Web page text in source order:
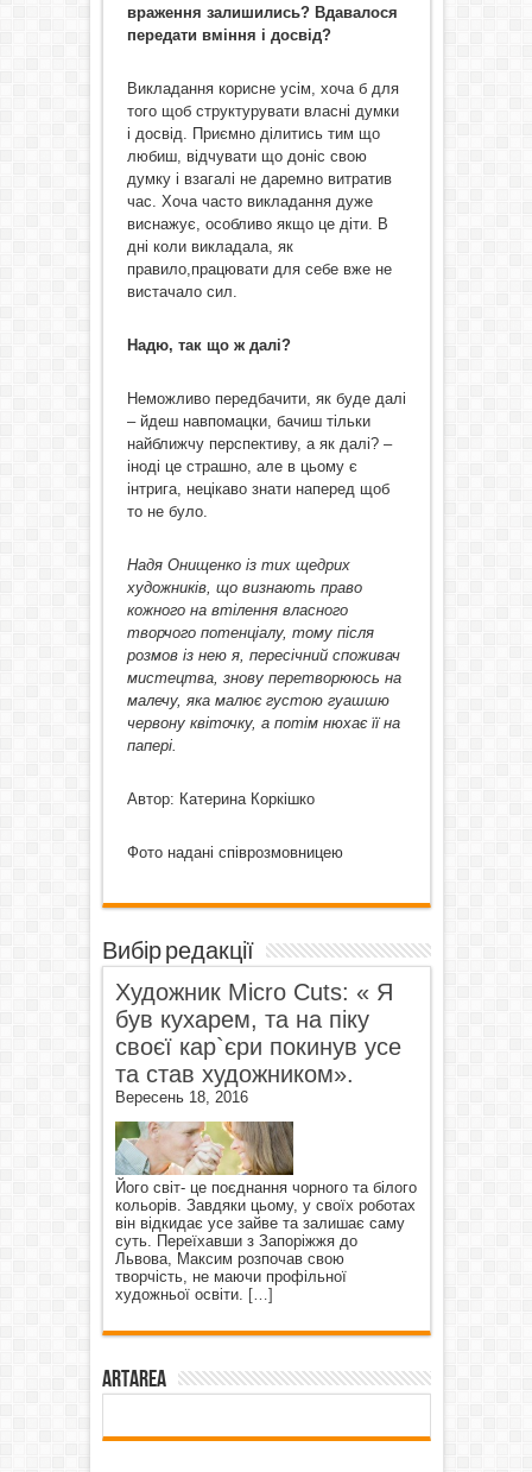
враження залишились? Вдавалося
передати вміння і досвід?
Викладання корисне усім, хоча б для
того щоб структурувати власні думки
і досвід. Приємно ділитись тим що
любиш, відчувати що доніс свою
думку і взагалі не даремно витратив
час. Хоча часто викладання дуже
виснажує, особливо якщо це діти. В
дні коли викладала, як
правило,працювати для себе вже не
вистачало сил.
Надю, так що ж далі?
Неможливо передбачити, як буде далі
– йдеш навпомацки, бачиш тільки
найближчу перспективу, а як далі? –
іноді це страшно, але в цьому є
інтрига, нецікаво знати наперед щоб
то не було.
Надя Онищенко із тих щедрих
художників, що визнають право
кожного на втілення власного
творчого потенціалу, тому після
розмов із нею я, пересічний споживач
мистецтва, знову перетворююсь на
малечу, яка малює густою гуашшю
червону квіточку, а потім нюхає її на
папері.
Автор: Катерина Коркішко
Фото надані співрозмовницею
Вибір редакції
Художник Micro Cuts: « Я
був кухарем, та на піку
своєї кар`єри покинув усе
та став художником».
Вересень 18, 2016
Його світ- це поєднання чорного та білого
кольорів. Завдяки цьому, у своїх роботах
він відкидає усе зайве та залишає саму
суть. Переїхавши з Запоріжжя до
Львова, Максим розпочав свою
творчість, не маючи профільної
художньої освіти.
[…]
ArtArea